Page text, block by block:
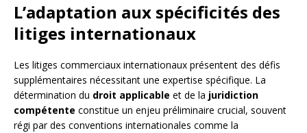
L’adaptation aux spécificités des
litiges internationaux
Les litiges commerciaux internationaux présentent des défis
supplémentaires nécessitant une expertise spécifique. La
détermination du droit applicable et de la juridiction
compétente constitue un enjeu préliminaire crucial, souvent
régi par des conventions internationales comme la